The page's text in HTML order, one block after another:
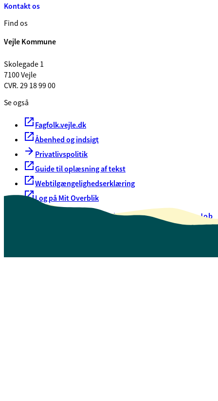
Kontakt os
Find os
Vejle Kommune
Skolegade 1
7100 Vejle
CVR. 29 18 99 00
Se også
Fagfolk.vejle.dk
Åbenhed og indsigt
Privatlivspolitik
Guide til oplæsning af tekst
Webtilgængelighedserklæring
Log på Mit Overblik
Oversigt over selvbetjeningJob